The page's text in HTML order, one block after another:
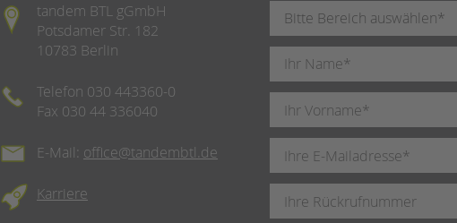
tandem BTL gGmbH
Potsdamer Str. 182
10783 Berlin
Telefon 030 443360-0
Fax 030 44 336040
E-Mail: office@tandembtl.de
Karriere